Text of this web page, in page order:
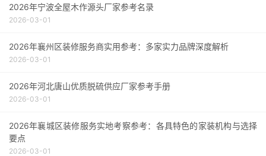
2026年宁波全屋木作源头厂家参考名录
2026-03-01
2026年襄州区装修服务商实用参考：多家实力品牌深度解析
2026-03-01
2026年河北唐山优质脱硫供应厂家参考手册
2026-03-01
2026年襄城区装修服务实地考察参考：各具特色的家装机构与选择
要点
2026-03-01